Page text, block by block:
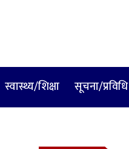
स्वास्थ्य/शिक्षा सूचना/प्रविधि